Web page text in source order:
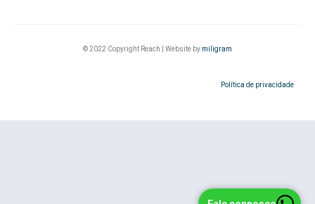
© 2022 Copyright Reach | Website by miligram
Política de privacidade